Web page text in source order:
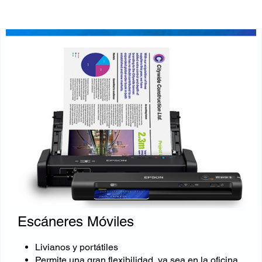
Escáneres Móviles
Livianos y portátiles